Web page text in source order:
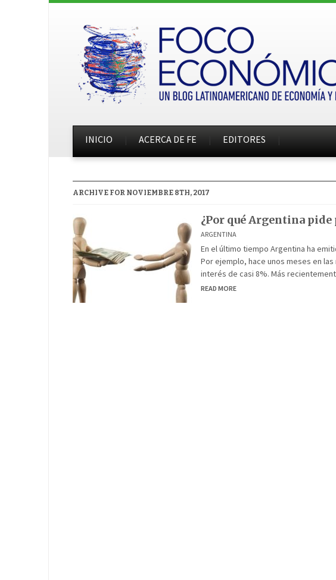
INICIO ACERCA DE FE EDITORES
ARCHIVE FOR NOVIEMBRE 8TH, 2017
¿Por qué Argentina
ARGENTINA
En el último tiempo Argentina ha
Por ejemplo, hace unos meses en
interés de casi 8%. Más
READ MORE